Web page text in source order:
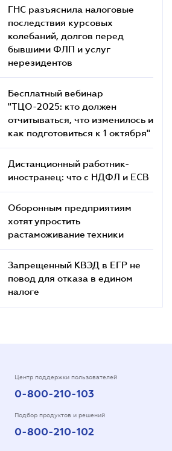
ГНС разъяснила налоговые
последствия курсовых
колебаний, долгов перед
бывшими ФЛП и услуг
нерезидентов
Бесплатный вебинар
"ТЦО-2025: кто должен
отчитываться, что изменилось и
как подготовиться к 1 октября"
Дистанционный работник-
иностранец: что с НДФЛ и ЕСВ
Оборонным предприятиям
хотят упростить
растаможивание техники
Запрещенный КВЭД в ЕГР не
повод для отказа в едином
налоге
Центр поддержки пользователей
0-800-210-103
Подбор продуктов и решений
0-800-210-102